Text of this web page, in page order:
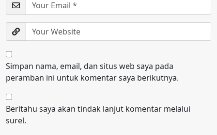
Simpan nama, email, dan situs web saya pada
peramban ini untuk komentar saya berikutnya.
Beritahu saya akan tindak lanjut komentar melalui
surel.